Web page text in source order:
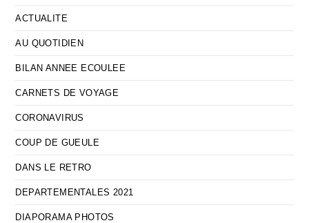
ACTUALITE
AU QUOTIDIEN
BILAN ANNEE ECOULEE
CARNETS DE VOYAGE
CORONAVIRUS
COUP DE GUEULE
DANS LE RETRO
DEPARTEMENTALES 2021
DIAPORAMA PHOTOS